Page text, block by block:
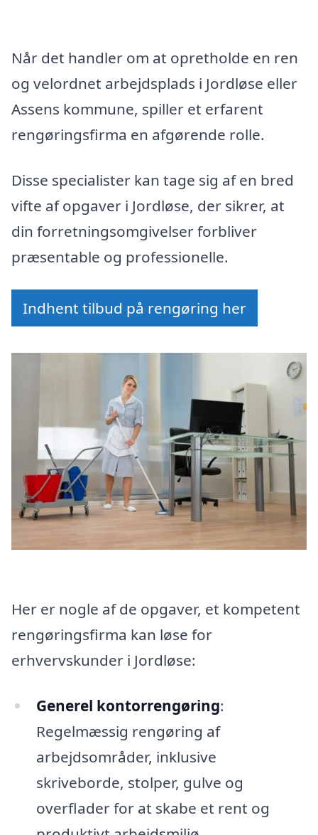
Når det handler om at opretholde en ren
og velordnet arbejdsplads i Jordløse eller
Assens kommune, spiller et erfarent
rengøringsfirma en afgørende rolle.
Disse specialister kan tage sig af en bred
vifte af opgaver i Jordløse, der sikrer, at
din forretningsomgivelser forbliver
præsentable og professionelle.
Indhent tilbud på rengøring her
Her er nogle af de opgaver, et kompetent
rengøringsfirma kan løse for
erhvervskunder i Jordløse:
Generel kontorrengøring:
Regelmæssig rengøring af
arbejdsområder, inklusive
skriveborde, stolper, gulve og
overflader for at skabe et rent og